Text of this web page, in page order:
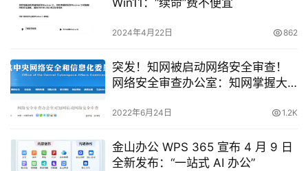
2024年4月22日 862
突发！知网被启动网络安全审查！
网络安全审查办公室：知网掌握大
2022年6月24日 1.2K
金山办公 WPS 365 宣布 4 月 9 日
全新发布：“一站式 AI 办公”